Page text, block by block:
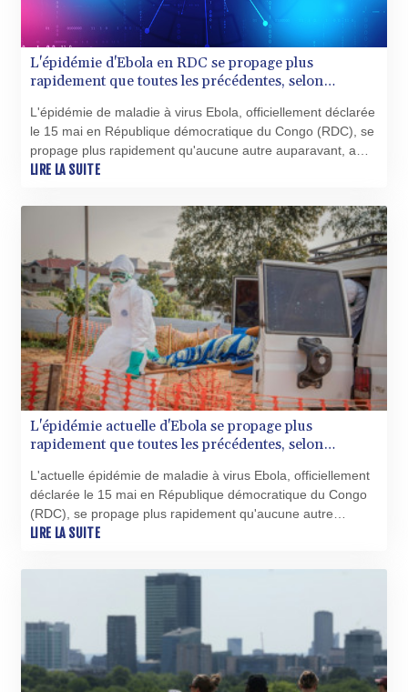
L'épidémie d'Ebola en RDC se propage plus
rapidement que toutes les précédentes, selon
L'épidémie de maladie à virus Ebola, officiellement déclarée
le 15 mai en République démocratique du Congo (RDC), se
propage plus rapidement qu'aucune autre auparavant, a
indiqué jeudi le Dr Wessam Mankoula, responsable des
l'Union africaine (UA).
LIRE LA SUITE
L'épidémie actuelle d'Ebola se propage plus
rapidement que toutes les précédentes, selon
L'actuelle épidémie de maladie à virus Ebola, officiellement
déclarée le 15 mai en République démocratique du Congo
(RDC), se propage plus rapidement qu'aucune autre
auparavant, a indiqué jeudi le Dr Wessam Mankoula,
l'agence de santé de l'Union africaine (UA).
LIRE LA SUITE